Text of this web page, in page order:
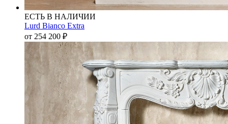
ЕСТЬ В НАЛИЧИИ
Lurd Bianco Extra
от 254 200 ₽